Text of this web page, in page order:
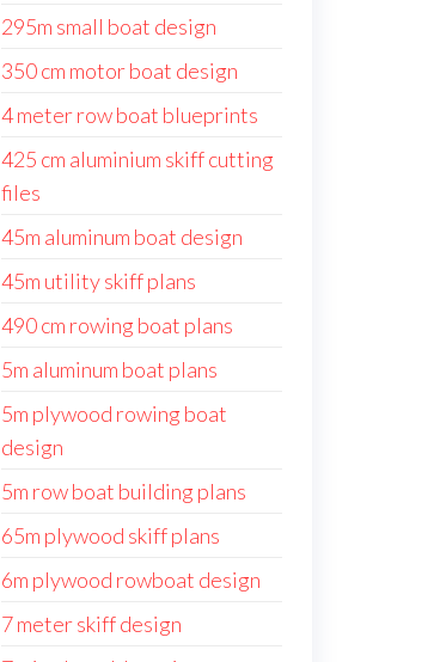
295m small boat design
350 cm motor boat design
4 meter row boat blueprints
425 cm aluminium skiff cutting
files
45m aluminum boat design
45m utility skiff plans
490 cm rowing boat plans
5m aluminum boat plans
5m plywood rowing boat
design
5m row boat building plans
65m plywood skiff plans
6m plywood rowboat design
7 meter skiff design